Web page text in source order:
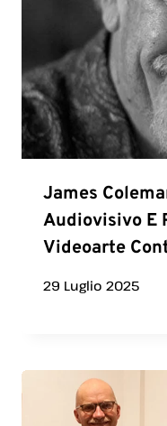
James
Audiovisivo E
Videoarte
29 Luglio 2025